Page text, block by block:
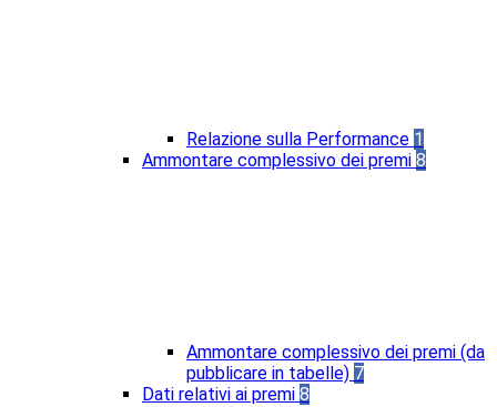
Relazione sulla Performance 1
Ammontare complessivo dei premi 8
Ammontare complessivo dei premi (da
pubblicare in tabelle) 7
Dati relativi ai premi 8